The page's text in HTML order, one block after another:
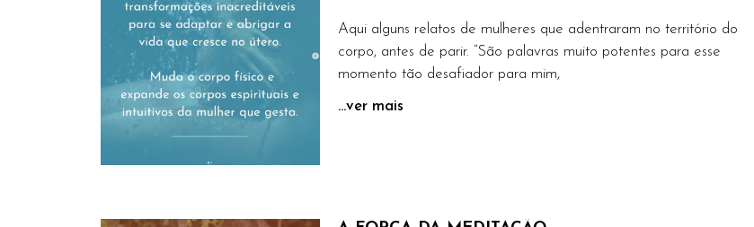
Aqui alguns relatos de mulheres que adentraram no território do
corpo, antes de parir. “São palavras muito potentes para esse
momento tão desafiador para mim,
...ver mais